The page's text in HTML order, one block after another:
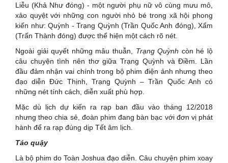
Liễu (Khả Như đóng) - một người phụ nữ vô cùng mưu mô,
xảo quyệt với những con người nhỏ bé trong xã hội phong
kiến như: Quỳnh - Trạng Quỳnh (Trần Quốc Anh đóng), Xẩm
(Trấn Thành đóng) được thể hiện một cách rõ nét.
Ngoài giải quyết những mâu thuẫn, Trạng Quỳnh còn hé lộ
câu chuyện tình nên thơ giữa Trạng Quỳnh và Điềm. Lần
đầu đảm nhận vai chính trong bộ phim điện ảnh nhưng theo
đạo diễn Đức Thịnh, Trạng Quỳnh – Trần Quốc Anh có
những nét tính cách, diễn xuất phù hợp.
Mặc dù lịch dự kiến ra rạp ban đầu vào tháng 12/2018
nhưng theo chia sẻ, đoàn phim đang bàn bạc với đơn vị phát
hành để ra rạp đúng dịp Tết âm lịch.
Táo quậy
Là bộ phim do Toàn Joshua đạo diễn. Câu chuyện phim xoay